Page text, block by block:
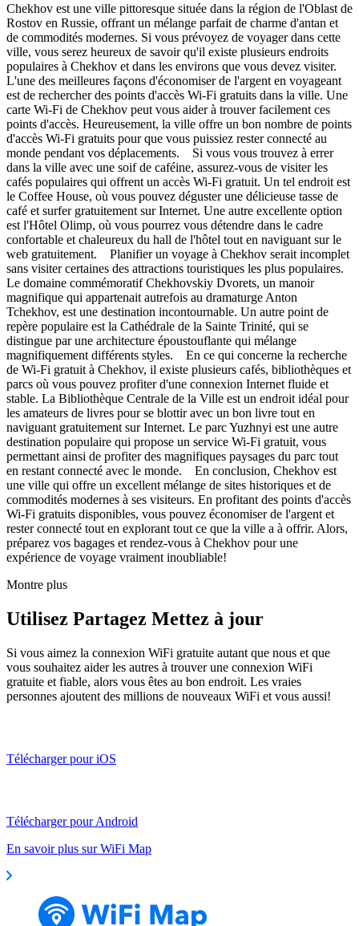
Chekhov est une ville pittoresque située dans la région de l'Oblast de
Rostov en Russie, offrant un mélange parfait de charme d'antan et
de commodités modernes. Si vous prévoyez de voyager dans cette
ville, vous serez heureux de savoir qu'il existe plusieurs endroits
populaires à Chekhov et dans les environs que vous devez visiter.
L'une des meilleures façons d'économiser de l'argent en voyageant
est de rechercher des points d'accès Wi-Fi gratuits dans la ville. Une
carte Wi-Fi de Chekhov peut vous aider à trouver facilement ces
points d'accès. Heureusement, la ville offre un bon nombre de points
d'accès Wi-Fi gratuits pour que vous puissiez rester connecté au
monde pendant vos déplacements. Si vous vous trouvez à errer
dans la ville avec une soif de caféine, assurez-vous de visiter les
cafés populaires qui offrent un accès Wi-Fi gratuit. Un tel endroit est
le Coffee House, où vous pouvez déguster une délicieuse tasse de
café et surfer gratuitement sur Internet. Une autre excellente option
est l'Hôtel Olimp, où vous pourrez vous détendre dans le cadre
confortable et chaleureux du hall de l'hôtel tout en naviguant sur le
web gratuitement. Planifier un voyage à Chekhov serait incomplet
sans visiter certaines des attractions touristiques les plus populaires.
Le domaine commémoratif Chekhovskiy Dvorets, un manoir
magnifique qui appartenait autrefois au dramaturge Anton
Tchekhov, est une destination incontournable. Un autre point de
repère populaire est la Cathédrale de la Sainte Trinité, qui se
distingue par une architecture époustouflante qui mélange
magnifiquement différents styles. En ce qui concerne la recherche
de Wi-Fi gratuit à Chekhov, il existe plusieurs cafés, bibliothèques et
parcs où vous pouvez profiter d'une connexion Internet fluide et
stable. La Bibliothèque Centrale de la Ville est un endroit idéal pour
les amateurs de livres pour se blottir avec un bon livre tout en
naviguant gratuitement sur Internet. Le parc Yuzhnyi est une autre
destination populaire qui propose un service Wi-Fi gratuit, vous
permettant ainsi de profiter des magnifiques paysages du parc tout
en restant connecté avec le monde. En conclusion, Chekhov est
une ville qui offre un excellent mélange de sites historiques et de
commodités modernes à ses visiteurs. En profitant des points d'accès
Wi-Fi gratuits disponibles, vous pouvez économiser de l'argent et
rester connecté tout en explorant tout ce que la ville a à offrir. Alors,
préparez vos bagages et rendez-vous à Chekhov pour une
expérience de voyage vraiment inoubliable!
Montre plus
Utilisez Partagez Mettez à jour
Si vous aimez la connexion WiFi gratuite autant que nous et que
vous souhaitez aider les autres à trouver une connexion WiFi
gratuite et fiable, alors vous êtes au bon endroit. Les vraies
personnes ajoutent des millions de nouveaux WiFi et vous aussi!
Télécharger pour iOS
Télécharger pour Android
En savoir plus sur WiFi Map